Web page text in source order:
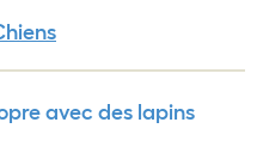
avec des lapins